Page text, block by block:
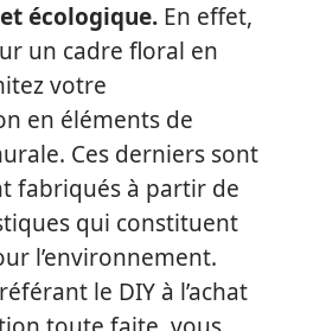
écologique. En effet,
un cadre floral en
votre
en éléments de
Ces derniers sont
fabriqués à partir de
qui constituent
l’environnement.
le DIY à l’achat